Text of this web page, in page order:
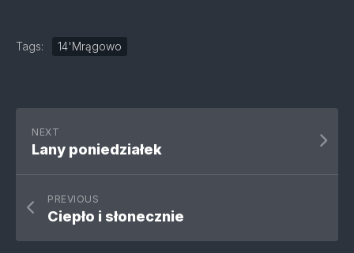
Tags: 14'Mrągowo
NEXT
Lany poniedziałek
PREVIOUS
Ciepło i słonecznie